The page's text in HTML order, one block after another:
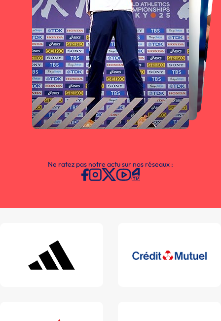
Ne ratez pas notre actu sur nos réseaux :